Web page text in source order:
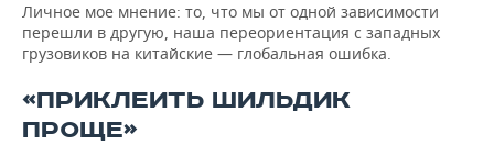
Личное мое мнение: то, что мы от одной зависимости
перешли в другую, наша переориентация с западных
грузовиков на китайские — глобальная ошибка.
«ПРИКЛЕИТЬ ШИЛЬДИК
ПРОЩЕ»